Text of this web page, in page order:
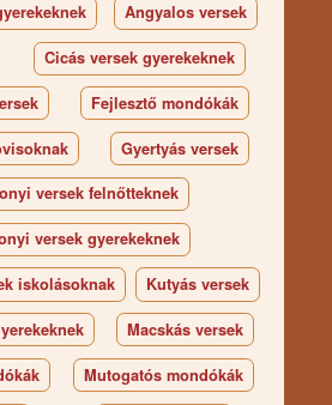
Angyalos versek
Cicás versek gyerekeknek
Fejlesztő mondókák
Gyertyás versek
versek felnőtteknek
versek gyerekeknek
iskolásoknak Kutyás versek
Macskás versek
Mutogatós mondókák